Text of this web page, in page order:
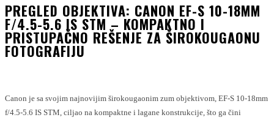
PREGLED OBJEKTIVA: CANON EF-S 10-18MM
F/4.5-5.6 IS STM – KOMPAKTNO I
PRISTUPAČNO REŠENJE ZA ŠIROKOUGAONU
FOTOGRAFIJU
Canon je sa svojim najnovijim širokougaonim zum objektivom, EF-S 10-18mm
f/4.5-5.6 IS STM, ciljao na kompaktne i lagane konstrukcije, što ga čini